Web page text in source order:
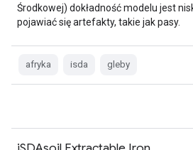
Środkowej) dokładność modelu jest
pojawiać się artefakty, takie jak pasy.
afryka isda gleby